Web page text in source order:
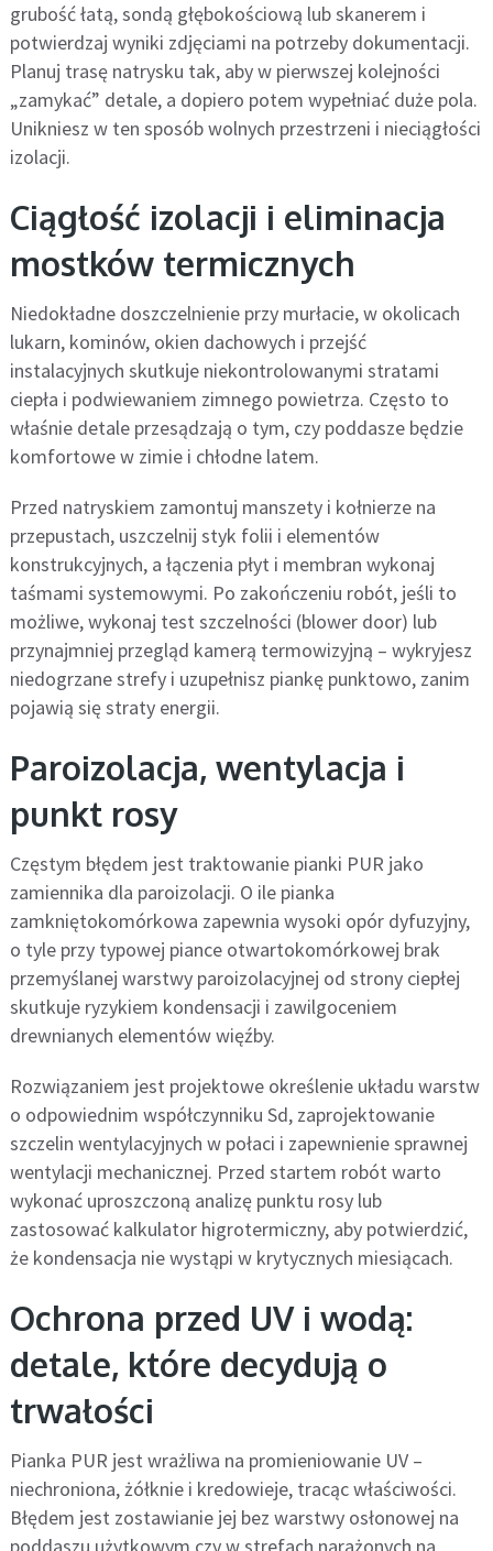
grubość łatą, sondą głębokościową lub skanerem i
potwierdzaj wyniki zdjęciami na potrzeby dokumentacji.
Planuj trasę natrysku tak, aby w pierwszej kolejności
„zamykać” detale, a dopiero potem wypełniać duże pola.
Unikniesz w ten sposób wolnych przestrzeni i nieciągłości
izolacji.
Ciągłość izolacji i eliminacja
mostków termicznych
Niedokładne doszczelnienie przy murłacie, w okolicach
lukarn, kominów, okien dachowych i przejść
instalacyjnych skutkuje niekontrolowanymi stratami
ciepła i podwiewaniem zimnego powietrza. Często to
właśnie detale przesądzają o tym, czy poddasze będzie
komfortowe w zimie i chłodne latem.
Przed natryskiem zamontuj manszety i kołnierze na
przepustach, uszczelnij styk folii i elementów
konstrukcyjnych, a łączenia płyt i membran wykonaj
taśmami systemowymi. Po zakończeniu robót, jeśli to
możliwe, wykonaj test szczelności (blower door) lub
przynajmniej przegląd kamerą termowizyjną – wykryjesz
niedogrzane strefy i uzupełnisz piankę punktowo, zanim
pojawią się straty energii.
Paroizolacja, wentylacja i
punkt rosy
Częstym błędem jest traktowanie pianki PUR jako
zamiennika dla paroizolacji. O ile pianka
zamkniętokomórkowa zapewnia wysoki opór dyfuzyjny,
o tyle przy typowej piance otwartokomórkowej brak
przemyślanej warstwy paroizolacyjnej od strony ciepłej
skutkuje ryzykiem kondensacji i zawilgoceniem
drewnianych elementów więźby.
Rozwiązaniem jest projektowe określenie układu warstw
o odpowiednim współczynniku Sd, zaprojektowanie
szczelin wentylacyjnych w połaci i zapewnienie sprawnej
wentylacji mechanicznej. Przed startem robót warto
wykonać uproszczoną analizę punktu rosy lub
zastosować kalkulator higrotermiczny, aby potwierdzić,
że kondensacja nie wystąpi w krytycznych miesiącach.
Ochrona przed UV i wodą:
detale, które decydują o
trwałości
Pianka PUR jest wrażliwa na promieniowanie UV –
niechroniona, żółknie i kredowieje, tracąc właściwości.
Błędem jest zostawianie jej bez warstwy osłonowej na